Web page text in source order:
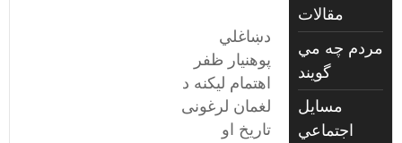
دښاغلي
پوهنيار ظفر
اهتمام ليکنه د
لغمان لرغونی
تاریخ او
مقالات
مردم چه مي
گويند
مسايل
اجتماعي